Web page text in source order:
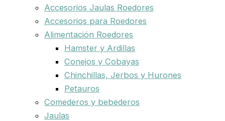
Accesorios Jaulas Roedores
Accesorios para Roedores
Alimentación Roedores
Hamster y Ardillas
Conejos y Cobayas
Chinchillas, Jerbos y Hurones
Petauros
Comederos y bebederos
Jaulas